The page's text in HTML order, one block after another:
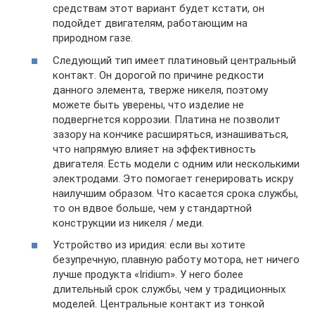
средствам этот вариант будет кстати, он
подойдет двигателям, работающим на
природном газе.
Следующий тип имеет платиновый центральный
контакт. Он дорогой по причине редкости
данного элемента, тверже никеля, поэтому
можете быть уверены, что изделие не
подвергнется коррозии. Платина не позволит
зазору на кончике расширяться, изнашиваться,
что напрямую влияет на эффективность
двигателя. Есть модели с одним или несколькими
электродами. Это помогает генерировать искру
наилучшим образом. Что касается срока службы,
то он вдвое больше, чем у стандартной
конструкции из никеля / меди.
Устройство из иридия: если вы хотите
безупречную, плавную работу мотора, нет ничего
лучше продукта «Iridium». У него более
длительный срок службы, чем у традиционных
моделей. Центральные контакт из тонкой